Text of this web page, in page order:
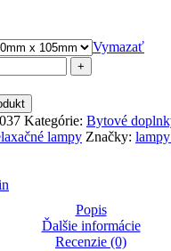
Vymazať
Kategórie: Bytové
lampy Značky:
Popis
Ďalšie informácie
Recenzie (0)